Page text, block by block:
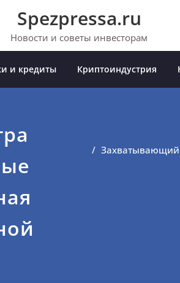
Spezpressa.ru
Новости и советы инвесторам
и кредиты Криптоиндустрия
Захватывающий